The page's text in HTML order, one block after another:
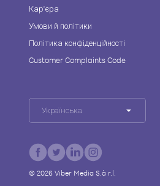
Кар'єра
Умови й політики
Політика конфіденційності
Customer Complaints Code
Українська
© 2026Viber Media S.à r.l.